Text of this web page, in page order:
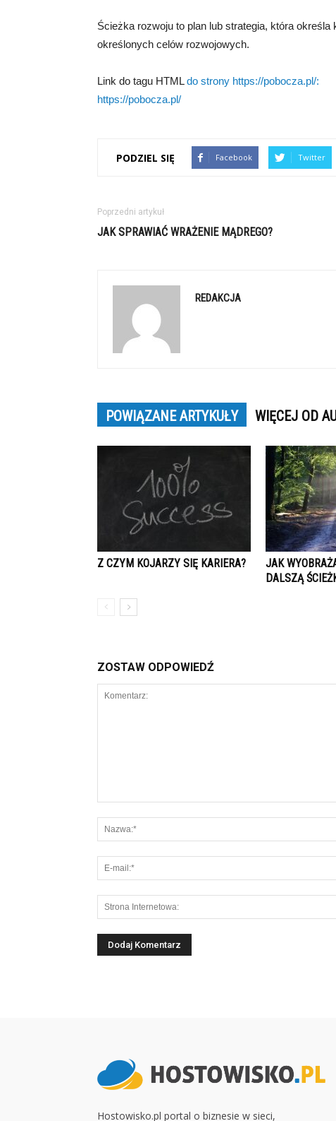
Ścieżka rozwoju to plan lub strategia, która
określonych celów rozwojowych.
Link do tagu HTMLdo strony https://pobocza.pl/:
https://pobocza.pl/
PODZIEL SIĘ Facebook Twitter
Poprzedni artykuł
JAK SPRAWIAĆ WRAŻENIE MĄDREGO?
REDAKCJA
POWIĄZANE ARTYKUŁY WIĘCEJ OD
Z CZYM KOJARZY SIĘ KARIERA?
JAK
DALSZĄ
ZOSTAW ODPOWIEDŹ
Hostowisko.pl portal o biznesie w sieci,